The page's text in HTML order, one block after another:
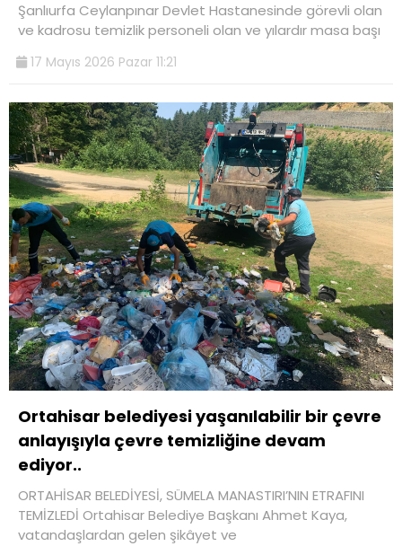
Şanlıurfa Ceylanpınar Devlet Hastanesinde görevli olan
ve kadrosu temizlik personeli olan ve yılardır masa başı
17 Mayıs 2026 Pazar 11:21
Ortahisar belediyesi yaşanılabilir bir çevre
anlayışıyla çevre temizliğine devam
ediyor..
ORTAHİSAR BELEDİYESİ, SÜMELA MANASTIRI’NIN ETRAFINI
TEMİZLEDİ Ortahisar Belediye Başkanı Ahmet Kaya,
vatandaşlardan gelen şikâyet ve